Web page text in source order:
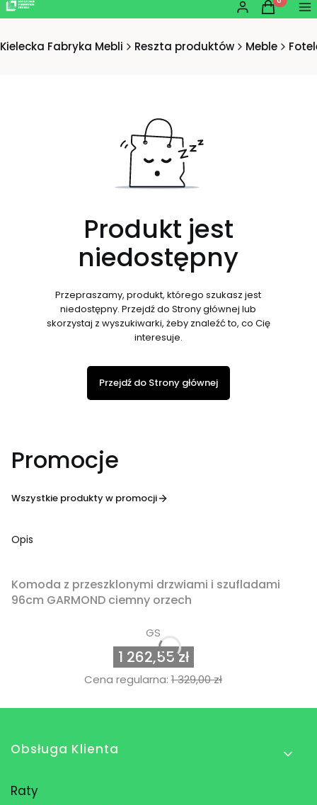
Zaloguj się
Produkty
Koszyk
Kielecka Fabryka Mebli Reszta produktów Meble
Produkt jest
niedostępny
Przepraszamy, produkt, którego szukasz jest
niedostępny. Przejdź do Strony głównej lub
skorzystaj z wyszukiwarki, żeby znaleźć to, co Cię
interesuje.
Przejdź do Strony głównej
Promocje
Wszystkie produkty w promocji
Opis
Komoda z przeszklonymi drzwiami i szufladami
96cm GARMOND ciemny orzech
GS
1 262,55 zł
Cena regularna: 1 329,00 zł
Linki w stopce
Obsługa Klienta
Raty